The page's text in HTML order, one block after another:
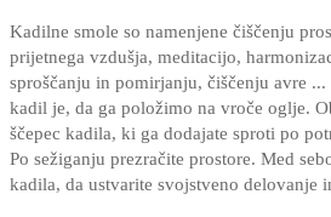
Kadilne smole so namenjene čiščenju
prijetnega vzdušja, meditacijo,
sproščanju in pomirjanju, čiščenju avre
kadil je, da ga položimo na vroče oglje.
ščepec kadila, ki ga dodajate sproti po
Po sežiganju prezračite prostore. Med
kadila, da ustvarite svojstveno delovanje